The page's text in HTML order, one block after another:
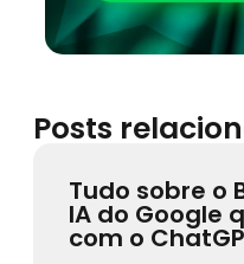
Posts
Tudo sobre o
IA do Google
com o